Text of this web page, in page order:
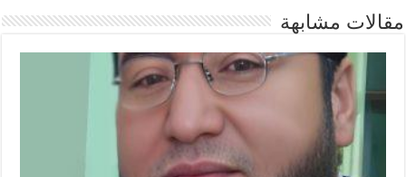
مقالات مشابهة